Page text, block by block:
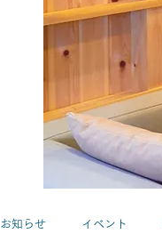
お知らせ イベント